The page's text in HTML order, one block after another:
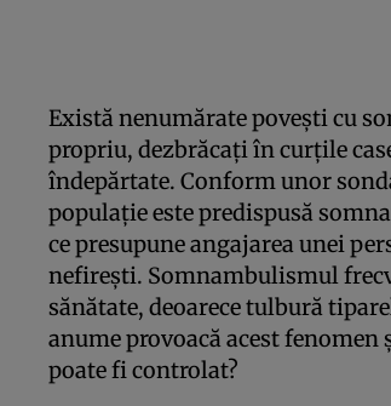
Există nenumărate poveşti cu
propriu, dezbrăcaţi în curţile
îndepărtate. Conform unor
populaţie este predispusă
ce presupune angajarea unei
nefireşti. Somnambulismul
sănătate, deoarece tulbură
anume provoacă acest
poate fi controlat?